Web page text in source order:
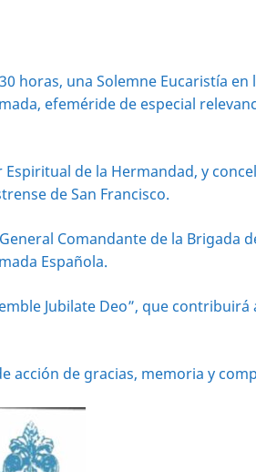
horas, una Solemne Eucaristía en
efeméride de especial
de la Hermandad, y
de San Francisco.
Comandante de la Brigada
Española.
Jubilate Deo”, que
acción de gracias, memoria y